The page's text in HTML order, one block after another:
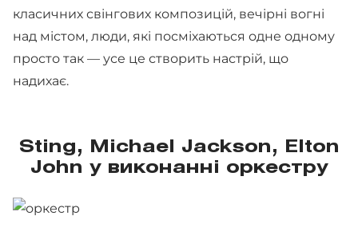
класичних свінгових композицій, вечірні вогні
над містом, люди, які посміхаються одне одному
просто так — усе це створить настрій, що
надихає.
Sting, Michael Jackson, Elton
John у виконанні оркестру